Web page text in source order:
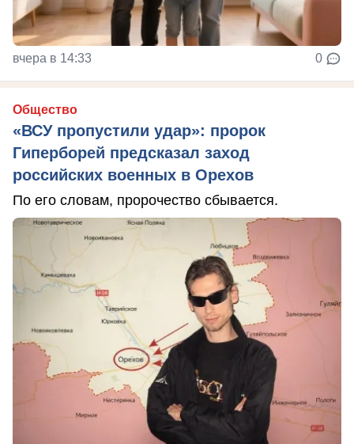
вчера в 14:33 0
Общество
«ВСУ пропустили удар»: пророк
Гиперборей предсказал заход
российских военных в Орехов
По его словам, пророчество сбывается.